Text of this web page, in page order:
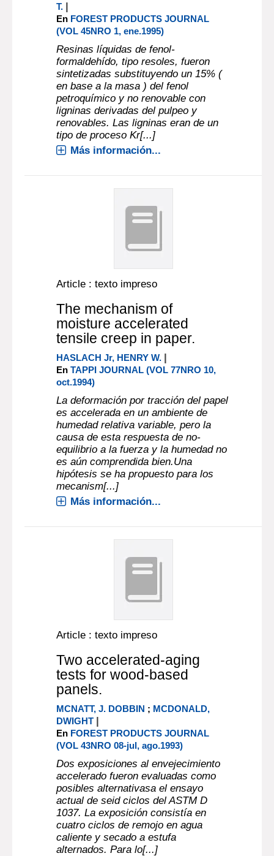
T. |
En FOREST PRODUCTS JOURNAL
(VOL 45NRO 1, ene.1995)
Resinas líquidas de fenol-
formaldehído, tipo resoles, fueron
sintetizadas substituyendo un 15% (
en base a la masa ) del fenol
petroquímico y no renovable con
ligninas derivadas del pulpeo y
renovables. Las ligninas eran de un
tipo de proceso Kr[...]
Más información...
Article : texto impreso
The mechanism of
moisture accelerated
tensile creep in paper.
HASLACH Jr, HENRY W. |
EnTAPPI JOURNAL (VOL 77NRO 10,
oct.1994)
La deformación por tracción del papel
es accelerada en un ambiente de
humedad relativa variable, pero la
causa de esta respuesta de no-
equilibrio a la fuerza y la humedad no
es aún comprendida bien.Una
hipótesis se ha propuesto para los
mecanism[...]
Más información...
Article : texto impreso
Two accelerated-aging
tests for wood-based
panels.
MCNATT, J. DOBBIN ; MCDONALD,
DWIGHT |
En FOREST PRODUCTS JOURNAL
(VOL 43NRO 08-jul, ago.1993)
Dos exposiciones al envejecimiento
accelerado fueron evaluadas como
posibles alternativasa el ensayo
actual de seid ciclos del ASTM D
1037. La exposición consistía en
cuatro ciclos de remojo en agua
caliente y secado a estufa
alternados. Para lo[...]